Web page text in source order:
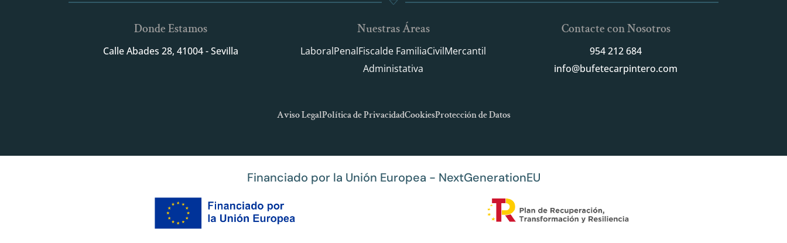
Donde Estamos
Calle Abades 28, 41004 - Sevilla
Nuestras Áreas
LaboralPenalFiscalde FamiliaCivilMercantil
Administativa
Contacte con Nosotros
954 212 684
info@bufetecarpintero.com
Aviso LegalPolítica de PrivacidadCookiesProtección de Datos
Financiado por la Unión Europea - NextGenerationEU